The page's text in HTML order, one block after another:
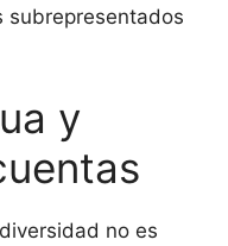
subrepresentados
y
no es